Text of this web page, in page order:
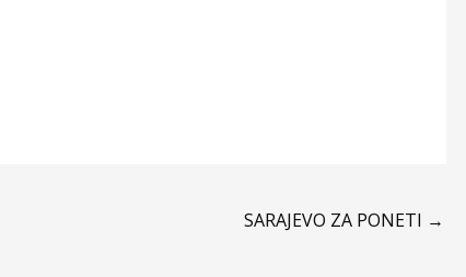
SARAJEVO ZA PONETI →